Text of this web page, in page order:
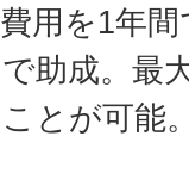
用を1年
助成。最
とが可能